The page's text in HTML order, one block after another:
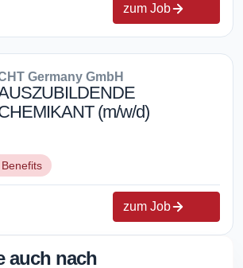
zum Job
Germany GmbH
(m/w/d)
zum Job
auch nach